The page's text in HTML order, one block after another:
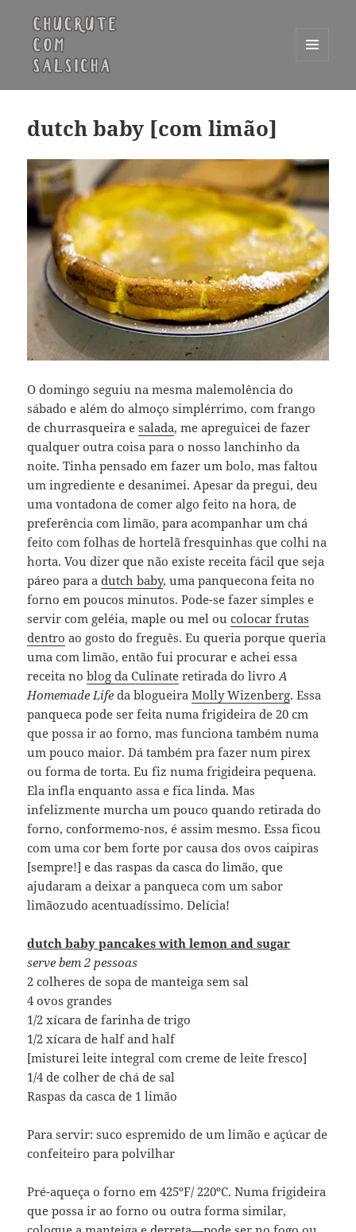
WIDGETS
dutch baby [com limão]
O domingo seguiu na mesma malemolência do
sábado e além do almoço simplérrimo, com frango
de churrasqueira esalada, me apreguicei de fazer
qualquer outra coisa para o nosso lanchinho da
noite. Tinha pensado em fazer um bolo, mas faltou
um ingrediente e desanimei. Apesar da pregui, deu
uma vontadona de comer algo feito na hora, de
preferência com limão, para acompanhar um chá
feito com folhas de hortelã fresquinhas que colhi na
horta. Vou dizer que não existe receita fácil que seja
páreo para adutch baby, uma panquecona feita no
forno em poucos minutos. Pode-se fazer simples e
servir com geléia, maple ou mel oucolocar frutas
dentro ao gosto do freguês. Eu queria porque queria
uma com limão, então fui procurar e achei essa
receita noblog da Culinate retirada do livroA
Homemade Life da blogueiraMolly Wizenberg. Essa
panqueca pode ser feita numa frigideira de 20 cm
que possa ir ao forno, mas funciona também numa
um pouco maior. Dá também pra fazer num pirex
ou forma de torta. Eu fiz numa frigideira pequena.
Ela infla enquanto assa e fica linda. Mas
infelizmente murcha um pouco quando retirada do
forno, conformemo-nos, é assim mesmo. Essa ficou
com uma cor bem forte por causa dos ovos caipiras
[sempre!] e das raspas da casca do limão, que
ajudaram a deixar a panqueca com um sabor
limãozudo acentuadíssimo. Delícia!
dutch baby pancakes with lemon and sugar
serve bem 2 pessoas
2 colheres de sopa de manteiga sem sal
4 ovos grandes
1/2 xícara de farinha de trigo
1/2 xícara de half and half
[misturei leite integral com creme de leite fresco]
1/4 de colher de chá de sal
Raspas da casca de 1 limão
Para servir: suco espremido de um limão e açúcar de
confeiteiro para polvilhar
Pré-aqueça o forno em 425ºF/ 220ºC. Numa frigideira
que possa ir ao forno ou outra forma similar,